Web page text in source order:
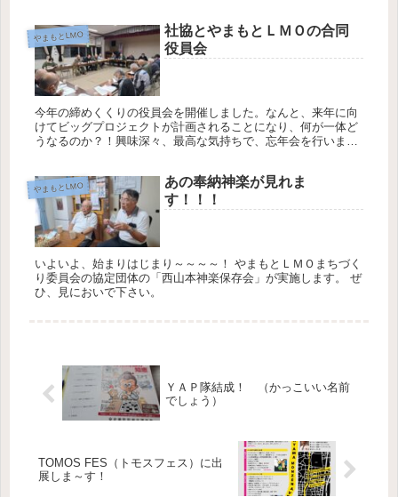
やまもとLMO
社協とやまもとＬＭＯの合同
役員会
今年の締めくくりの役員会を開催しました。なんと、来年に向
けてビッグプロジェクトが計画されることになり、何が一体ど
うなるのか？！興味深々、最高な気持ちで、忘年会を行いまし
やまもとLMO
あの奉納神楽が見れま
す！！！
いよいよ、始まりはじまり～～～～！ やまもとＬＭＯまちづく
り委員会の協定団体の「西山本神楽保存会」が実施します。 ぜ
ひ、見においで下さい。
ＹＡＰ隊結成！ （かっこいい名前
でしょう）
TOMOS FES（トモスフェス）に出
展しま～す！